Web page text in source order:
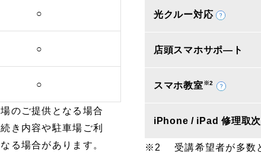
○
○
○
のご提供となる場合
き内容や駐車場ご利
る場合があります。
光クルー対応
店頭スマホサポ―ト
スマホ教室※2
iPhone / iPad 修理取
受講希望者が多数